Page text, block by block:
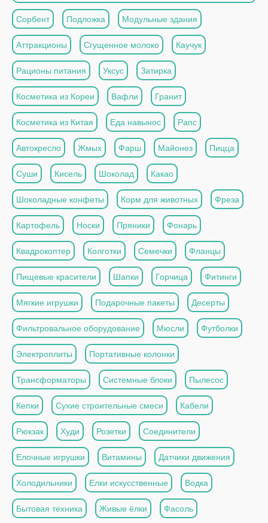
Сорбент Подложка Модульные здания
Аттракционы Сгущенное молоко Каучук
Рационы питания Уксус Затирка
Косметика из Кореи Вафли Гранит
Косметика из Китая Еда навынос Рапс
Автокресло Жмых Фарш Майонез Пицца
Суши Кисель Шоколад Какао
Шоколадные конфеты Корм для животных Фреза
Картофель Носки Пряники Фонарь
Квадрокоптер Колготки Семечки Фланцы
Пищевые красители Шапки Горчица Фитинги
Мягкие игрушки Подарочные пакеты Десерты
Фильтровальное оборудование Мюсли Футболки
Электроплиты Портативные колонки
Трансформаторы Системные блоки Пылесос
Кепки Сухие строительные смеси Кабели
Рюкзак Худи Розетки Соединители
Елочные игрушки Витамины Датчики движения
Холодильники Елки искусственные Водка
Бытовая техника Живые ёлки Фасоль